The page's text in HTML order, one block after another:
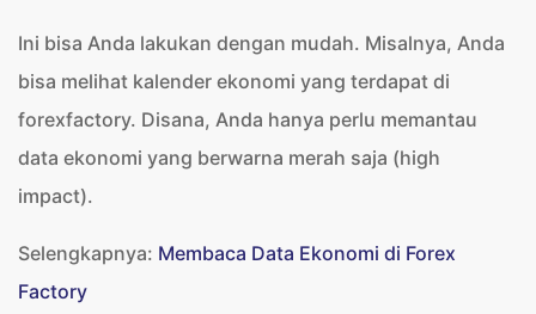
Ini bisa Anda lakukan dengan mudah. Misalnya, Anda
bisa melihat kalender ekonomi yang terdapat di
forexfactory. Disana, Anda hanya perlu memantau
data ekonomi yang berwarna merah saja (high
impact).
Selengkapnya: Membaca Data Ekonomi di Forex
Factory